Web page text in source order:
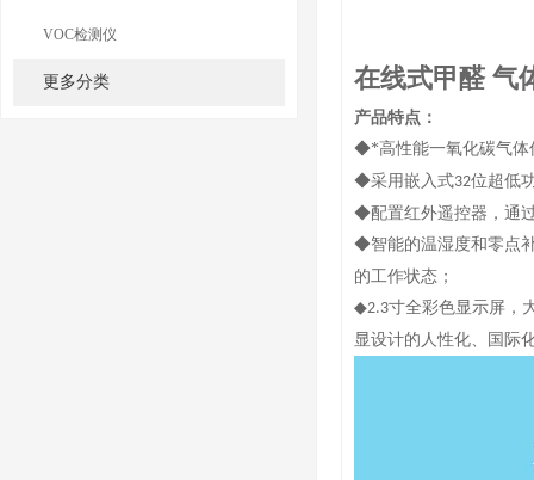
VOC检测仪
更多分类 在线式甲醛 气
产品特点：
◆*高性能一氧化碳气体
◆采用嵌入式32位超低
◆配置红外遥控器，通
◆智能的温湿度和零点
的工作状态；
◆2.3寸全彩色显示屏，
显设计的人性化、国际